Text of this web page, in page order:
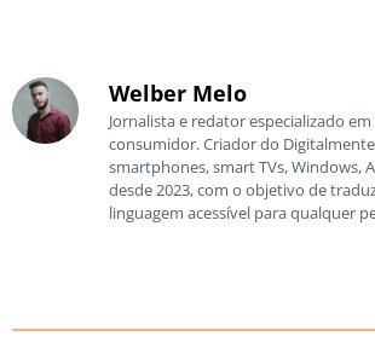
Welber Melo
Jornalista e redator especializado
consumidor. Criador do
smartphones, smart TVs, Windows,
desde 2023, com o objetivo de
linguagem acessível para qualquer